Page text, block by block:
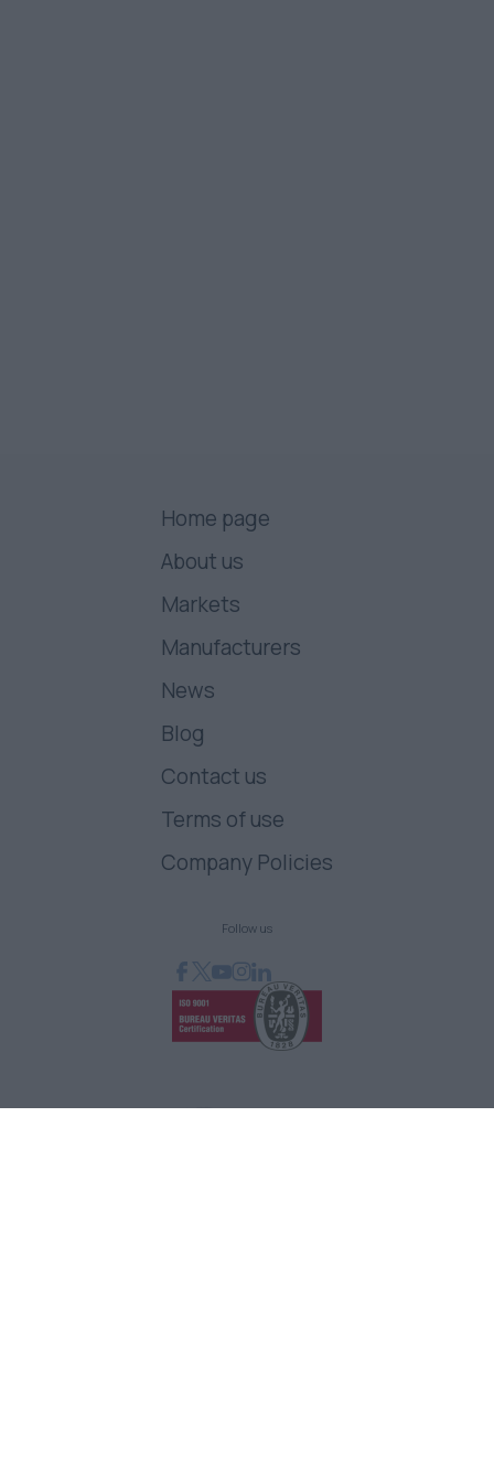
Home page
About us
Markets
Manufacturers
News
Blog
Contact us
Terms of use
Company Policies
Follow us